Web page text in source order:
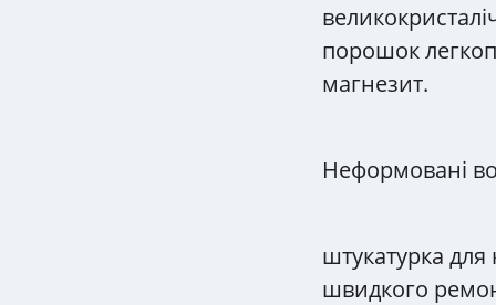
порошок
магнезит.
Неформовані
штукатурка для
швидкого